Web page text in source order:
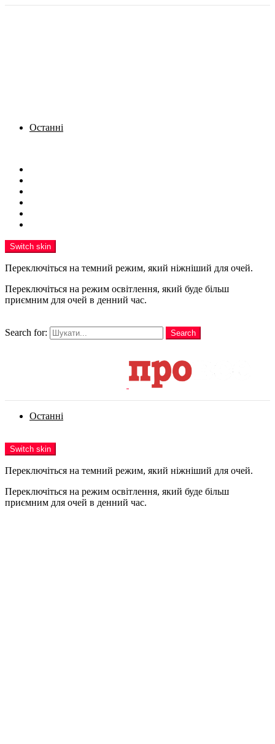
Останні
Switch skin
Переключіться на темний режим, який ніжніший для очей.
Переключіться на режим освітлення, який буде більш
приємним для очей в денний час.
Search for:
Search
Останні
Switch skin
Переключіться на темний режим, який ніжніший для очей.
Переключіться на режим освітлення, який буде більш
приємним для очей в денний час.